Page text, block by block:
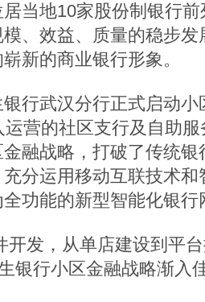
当地10家股份制银行
、效益、质量的稳步
新的商业银行形象。
行武汉分行正式启动
营的社区支行及自助
融战略，打破了传统
分运用移动互联技术
功能的新型智能化银行
开发，从单店建设到平
银行小区金融战略渐入